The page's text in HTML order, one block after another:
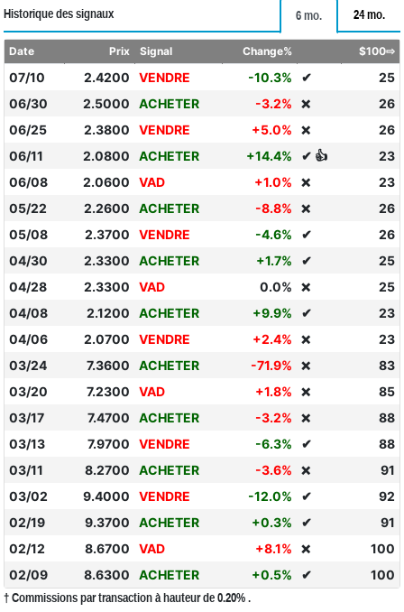
Historique des signaux 6 mo. 24 mo.
Date Prix Signal Change% $100⇨
07/10 2.4200 VENDRE -10.3% ✔
25
06/30
2.5000 ACHETER -3.2% ❌
26
06/25
2.3800 VENDRE +5.0% ❌
26
06/11
2.0800 ACHETER +14.4% ✔ 👍
23
06/08
2.0600 VAD +1.0% ❌
23
05/22
2.2600 ACHETER -8.8% ❌
26
05/08
2.3700 VENDRE -4.6% ✔
26
04/30
2.3300 ACHETER +1.7% ✔
25
04/28
2.3300 VAD 0.0% ❌
25
04/08
2.1200 ACHETER +9.9% ✔
23
04/06
2.0700 VENDRE +2.4% ❌
23
03/24
7.3600 ACHETER -71.9% ❌
83
03/20
7.2300 VAD +1.8% ❌
85
03/17
7.4700 ACHETER -3.2% ❌
88
03/13
7.9700 VENDRE -6.3% ✔
88
03/11
8.2700 ACHETER -3.6% ❌
91
03/02
9.4000 VENDRE -12.0% ✔
92
02/19
9.3700 ACHETER +0.3% ✔
91
02/12
8.6700 VAD +8.1% ❌
100
02/09
8.6300 ACHETER +0.5% ✔ 100
† Commissions par transaction à hauteur de 0.20% .